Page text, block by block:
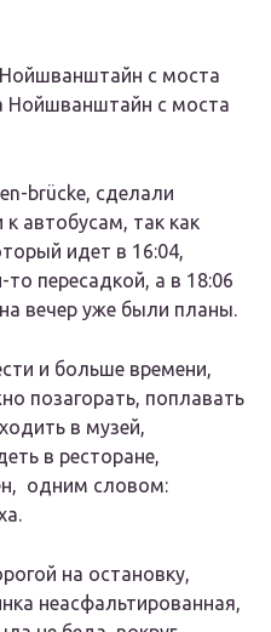
с моста
Нойшванштайн с моста
brücke, сделали
автобусам, так как
идет в 16:04,
пересадкой, а в 18:06
вечер уже были планы.
и больше времени,
позагорать, поплавать
в музей,
в ресторане,
одним словом:
на остановку,
неасфальтированная,